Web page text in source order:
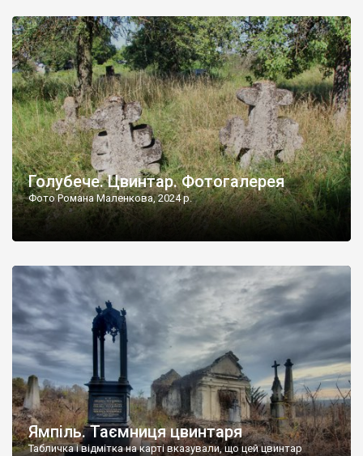
бруньками, кози ті бруньки обгризають, бо то улюблений
делікатес. На цвинтарі у Голубечому ціла колекція
різноманітних форм хрестів. Село відносно невелике, […]
Голубече. Цвинтар. Фотогалерея
Фото Романа Маленкова, 2024 р.
Ямпіль. Таємниця цвинтаря
Табличка і відмітка на карті вказували, що цей цвинтар